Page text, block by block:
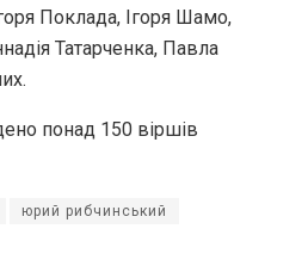
Поклада, Ігоря Шамо,
Татарченка, Павла
понад 150 віршів
юрий рибчинський